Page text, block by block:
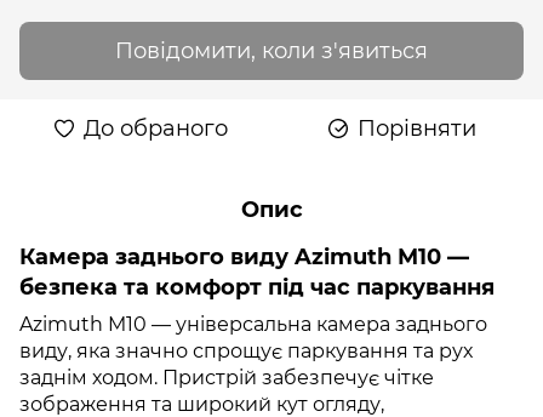
Повідомити, коли з'явиться
До обраного Порівняти
Опис
Камера заднього виду Azimuth M10 —
безпека та комфорт під час паркування
Azimuth M10 — універсальна камера заднього
виду, яка значно спрощує паркування та рух
заднім ходом. Пристрій забезпечує чітке
зображення та широкий кут огляду,